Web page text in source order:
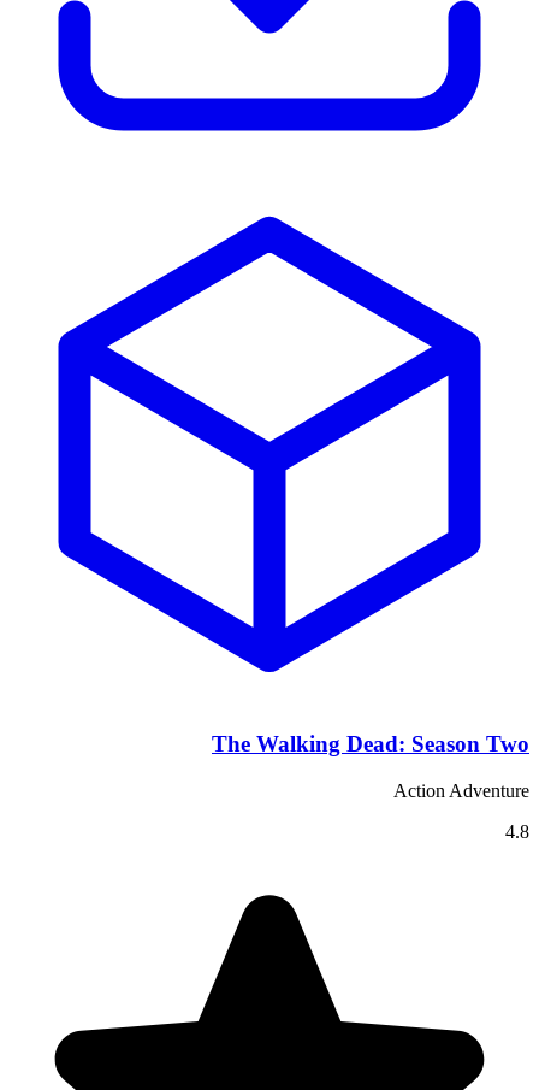
The Walking Dead: Season Two
Action Adventure
4.8